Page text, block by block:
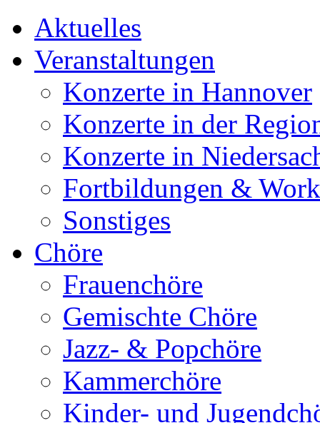
Aktuelles
Veranstaltungen
Konzerte in Hannover
Konzerte in der
Konzerte in
Fortbildungen &
Sonstiges
Chöre
Frauenchöre
Gemischte Chöre
Jazz- & Popchöre
Kammerchöre
Kinder- und